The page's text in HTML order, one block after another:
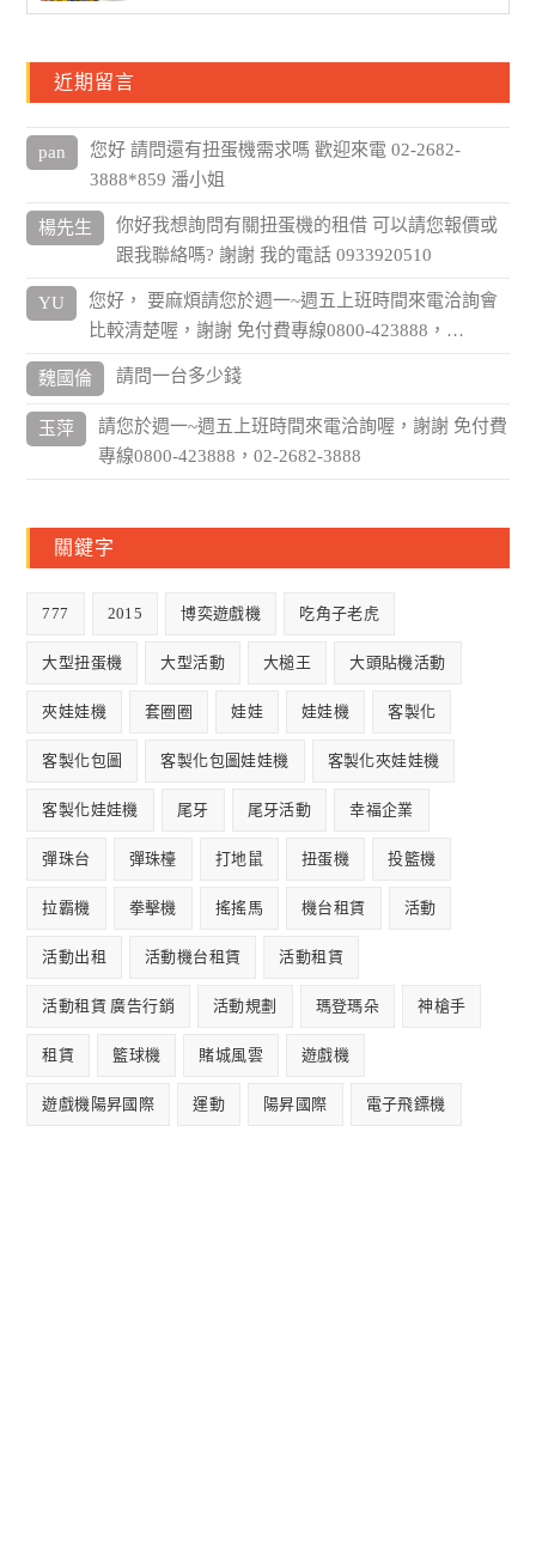
近期留言
pan
您好 請問還有扭蛋機需求嗎 歡迎來電 02-2682-
3888*859 潘小姐
楊先生
你好我想詢問有關扭蛋機的租借 可以請您報價或
跟我聯絡嗎? 謝謝 我的電話 0933920510
YU
您好， 要麻煩請您於週一~週五上班時間來電洽詢會
比較清楚喔，謝謝 免付費專線0800-423888，…
魏國倫 請問一台多少錢
玉萍
請您於週一~週五上班時間來電洽詢喔，謝謝 免付費
專線0800-423888，02-2682-3888
關鍵字
777 2015 博奕遊戲機 吃角子老虎
大型扭蛋機 大型活動 大槌王 大頭貼機活動
夾娃娃機 套圈圈 娃娃 娃娃機 客製化
客製化包圖 客製化包圖娃娃機 客製化夾娃娃機
客製化娃娃機 尾牙 尾牙活動 幸福企業
彈珠台 彈珠檯 打地鼠 扭蛋機 投籃機
拉霸機 拳擊機 搖搖馬 機台租賃 活動
活動出租 活動機台租賃 活動租賃
活動租賃 廣告行銷 活動規劃 瑪登瑪朵 神槍手
租賃 籃球機 賭城風雲 遊戲機
遊戲機陽昇國際 運動 陽昇國際 電子飛鏢機